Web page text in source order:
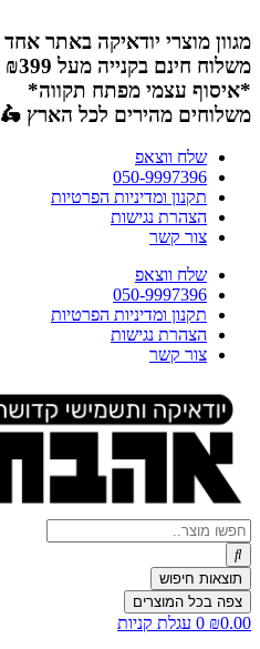
לתוכן
מגוון מוצרי יודאיקה באתר אחד
משלוח חינם בקנייה מעל ₪399 (לא כולל תמונות)
*איסוף עצמי מפתח תקווה*
משלוחים מהירים לכל הארץ 🛵
שלח ווצאפ
050-9997396
תקנון ומדיניות הפרטיות
הצהרת נגישות
צור קשר
שלח ווצאפ
050-9997396
תקנון ומדיניות הפרטיות
הצהרת נגישות
צור קשר
Search
...
תוצאות חיפוש
צפה בכל המוצרים
₪0.00
0 עגלת קניות